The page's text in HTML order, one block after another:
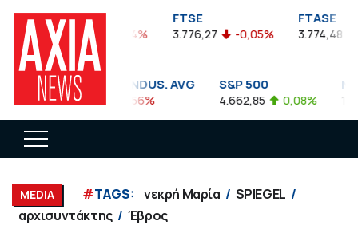
FTSEA
899,47 -0,04%
FTSE
3.776,27 -0,05%
FTASE
3.774,48
DOW JONES INDUS. AVG
35.911,81 -0,56%
S&P 500
4.662,85 0,08%
MEDIA #TAGS: νεκρή Μαρία
SPIEGEL
αρχισυντάκτης
Έβρος